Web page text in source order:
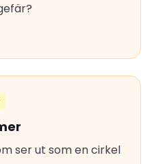
ser ut som en cirkel